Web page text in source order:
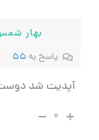
بهار
پاسخ به ۵۵
آپدیت شد
۰